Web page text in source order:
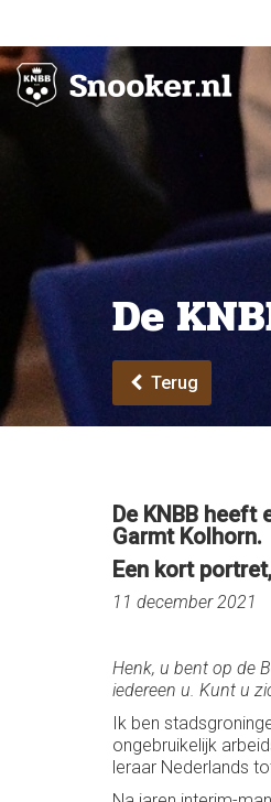
De
Terug
De KNBB
Garmt Kolhorn.
Een kort
11 december 2021
Henk, u bent op de
iedereen u. Kunt u
Ik ben
ongebruikelijk
leraar Nederlands